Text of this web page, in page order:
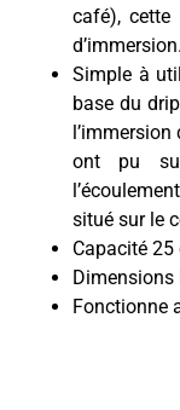
café), cette
d’immersion.
Simple à
base du
ont pu
situé sur le
Capacité
Dimensions
Fonctionne